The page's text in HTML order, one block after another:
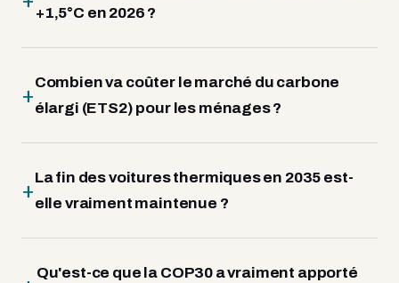
+1,5°C en 2026 ?
Combien va coûter le marché du carbone
élargi (ETS2) pour les ménages ?
La fin des voitures thermiques en 2035 est-
elle vraiment maintenue ?
Qu'est-ce que la COP30 a vraiment apporté